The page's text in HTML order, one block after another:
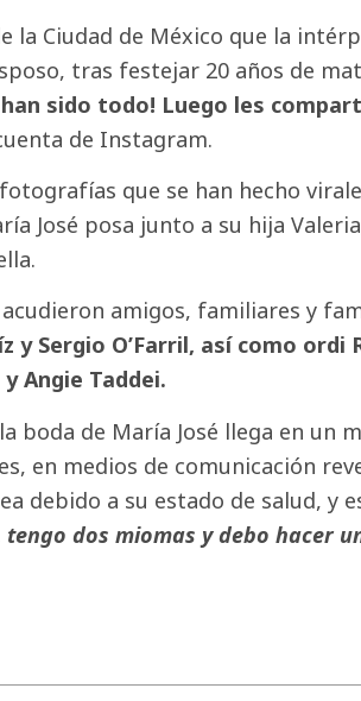
la Ciudad de México que la
tras festejar 20 años de
han sido todo! Luego les
cuenta de Instagram.
que se han hecho
José posa junto a su hija
amigos, familiares y
y Sergio O’Farril, así como ordi
Angie Taddei.
boda de María José llega en un
en medios de comunicación
debido a su estado de salud, y
dos miomas y debo hacer